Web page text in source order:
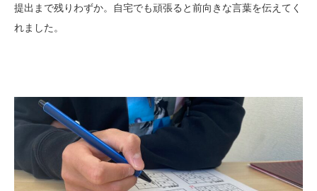
提出まで残りわずか。自宅でも頑張ると前向きな言葉を伝えてく
れました。